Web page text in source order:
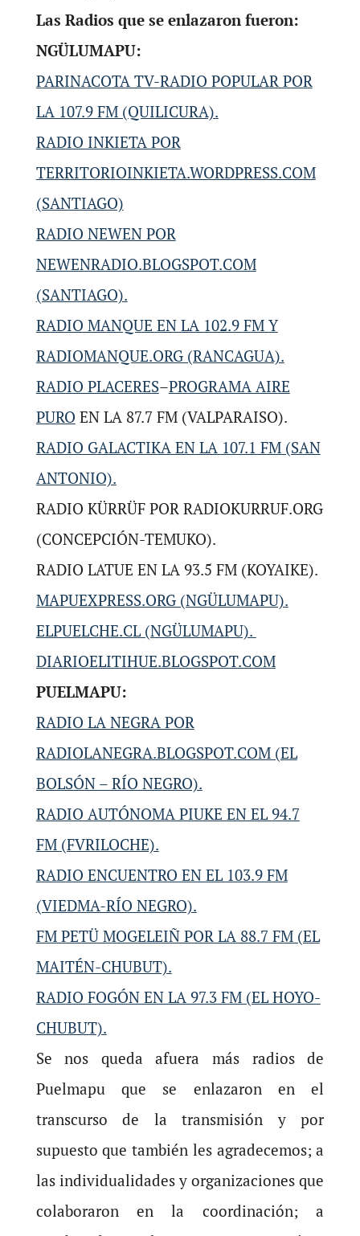
Las Radios que se enlazaron fueron:
NGÜLUMAPU:
PARINACOTA TV-RADIO POPULAR POR
LA 107.9 FM (QUILICURA).
RADIO INKIETA POR
TERRITORIOINKIETA.WORDPRESS.COM
(SANTIAGO)
RADIO NEWEN POR
NEWENRADIO.BLOGSPOT.COM
(SANTIAGO).
RADIO MANQUE EN LA 102.9 FM Y
RADIOMANQUE.ORG (RANCAGUA).
RADIO PLACERES–PROGRAMA AIRE
PURO EN LA 87.7 FM (VALPARAISO).
RADIO GALACTIKA EN LA 107.1 FM (SAN
ANTONIO).
RADIO KÜRRÜF POR RADIOKURRUF.ORG
(CONCEPCIÓN-TEMUKO).
RADIO LATUE EN LA 93.5 FM (KOYAIKE).
MAPUEXPRESS.ORG (NGÜLUMAPU).
ELPUELCHE.CL (NGÜLUMAPU).
DIARIOELITIHUE.BLOGSPOT.COM
PUELMAPU:
RADIO LA NEGRA POR
RADIOLANEGRA.BLOGSPOT.COM (EL
BOLSÓN – RÍO NEGRO).
RADIO AUTÓNOMA PIUKE EN EL 94.7
FM (FVRILOCHE).
RADIO ENCUENTRO EN EL 103.9 FM
(VIEDMA-RÍO NEGRO).
FM PETÜ MOGELEIÑ POR LA 88.7 FM (EL
MAITÉN-CHUBUT).
RADIO FOGÓN EN LA 97.3 FM (EL HOYO-
CHUBUT).
Se nos queda afuera más radios de
Puelmapu que se enlazaron en el
transcurso de la transmisión y por
supuesto que también les agradecemos; a
las individualidades y organizaciones que
colaboraron en la coordinación; a